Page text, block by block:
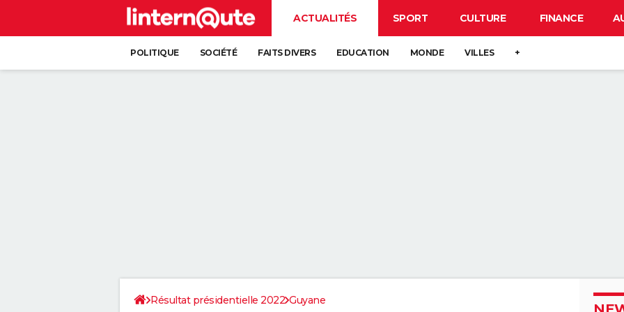
ACTUALITÉS SPORT CULTURE FINANCE
POLITIQUE SOCIÉTÉ FAITS DIVERS EDUCATION MONDE VILLES +
Résultat présidentielle 2022 Guyane